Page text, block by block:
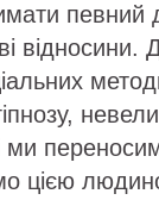
певний
відносини.
ми
цією